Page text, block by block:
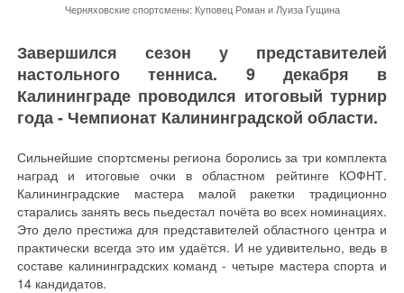
Черняховские спортсмены: Куповец Роман и Луиза Гущина
Завершился сезон у представителей
настольного тенниса. 9 декабря в
Калининграде проводился итоговый турнир
года - Чемпионат Калининградской области.
Сильнейшие спортсмены региона боролись за три комплекта
наград и итоговые очки в областном рейтинге КОФНТ.
Калининградские мастера малой ракетки традиционно
старались занять весь пьедестал почёта во всех номинациях.
Это дело престижа для представителей областного центра и
практически всегда это им удаётся. И не удивительно, ведь в
составе калининградских команд - четыре мастера спорта и
14 кандидатов.